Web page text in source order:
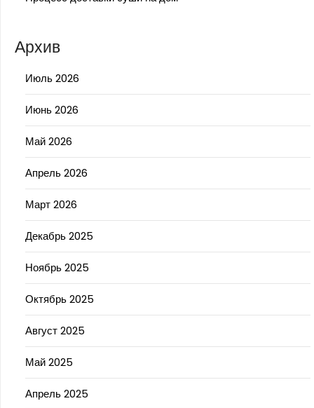
Архив
Июль 2026
Июнь 2026
Май 2026
Апрель 2026
Март 2026
Декабрь 2025
Ноябрь 2025
Октябрь 2025
Август 2025
Май 2025
Апрель 2025